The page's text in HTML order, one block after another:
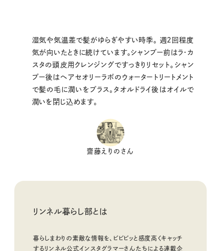
湿気や気温差で髪がゆらぎやすい時季。 週2回程度
気が向いたときに続けています。シャンプー前はラ・カ
スタの頭皮用クレンジングですっきりリセット。シャン
プー後はヘアセオリーラボのウォータートリートメント
で髪の毛に潤いをプラス。タオルドライ後はオイルで
潤いを閉じ込めます。
齋藤えりのさん
リンネル暮らし部とは
暮らしまわりの素敵な情報を、ビビビッと感度高くキャッチ
するリンネル公式インスタグラマーさんたちによる連載企